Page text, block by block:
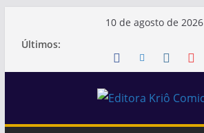
conteúdo
10 de agosto de 2026
Últimos: